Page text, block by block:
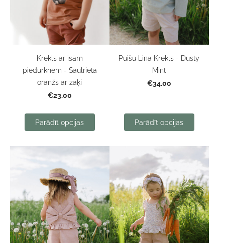
Krekls ar īsām
piedurknēm - Saulrieta
oranžs ar zaķi
€23.00
Parādīt opcijas
Puišu Lina Krekls - Dusty
Mint
€34.00
Parādīt opcijas